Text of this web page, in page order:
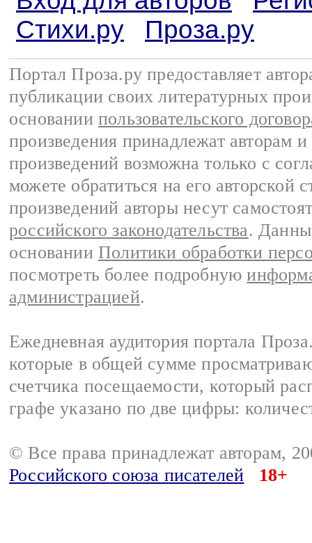
Стихи.ру
Проза.ру
Портал Проза.ру предоставляет
публикации своих литературных
основании пользовательского
произведения принадлежат авторам
произведений возможна только с
можете обратиться на его авторской
произведений авторы несут
российского законодательства.
основании Политики обработки
посмотреть более подробную
администрацией.
Ежедневная аудитория портала
которые в общей сумме
счетчика посещаемости, который
графе указано по две цифры:
© Все права принадлежат авторам,
Российского союза писателей
18+